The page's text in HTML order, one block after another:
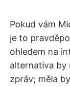
Pokud vám
je to
ohledem na
alternativa by
zpráv; měla